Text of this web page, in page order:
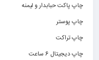
چاپ پاکت حبابدار و لیمنه
چاپ پوستر
چاپ تراکت
چاپ دیجیتال 6 ساعت